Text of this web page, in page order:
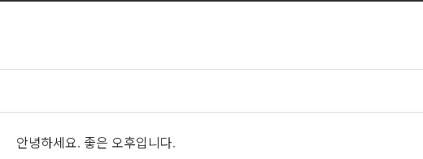
안녕하세요. 좋은 오후입니다.